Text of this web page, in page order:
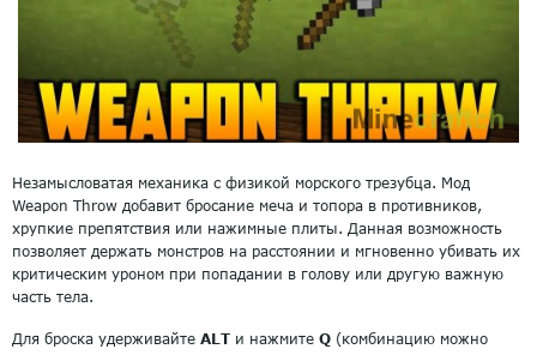
Незамысловатая механика с физикой морского трезубца. Мод
Weapon Throw добавит бросание меча и топора в противников,
хрупкие препятствия или нажимные плиты. Данная возможность
позволяет держать монстров на расстоянии и мгновенно убивать их
критическим уроном при попадании в голову или другую важную
часть тела.
Для броска удерживайте ALT и нажмите Q (комбинацию можно